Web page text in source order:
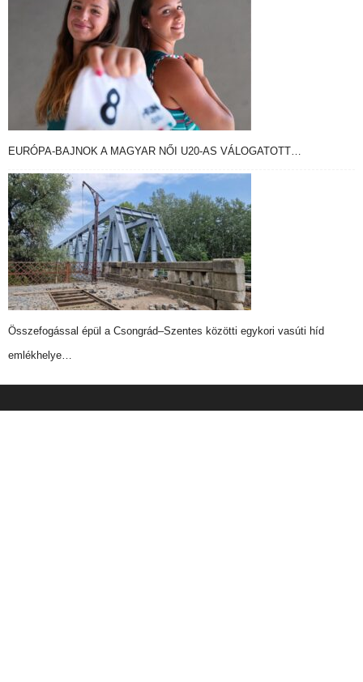
EURÓPA-BAJNOK A MAGYAR NŐI U20-AS VÁLOGATOTT…
Összefogással épül a Csongrád–Szentes közötti egykori vasúti híd
emlékhelye…